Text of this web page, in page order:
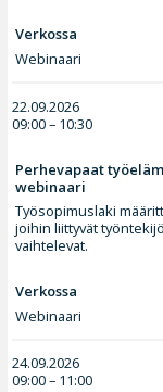
Verkossa
Webinaari
22.09.2026
09:00 – 10:30
Perhevapaat
webinaari
Työsopimuslaki
joihin liittyvät
vaihtelevat.
Verkossa
Webinaari
24.09.2026
09:00 – 11:00